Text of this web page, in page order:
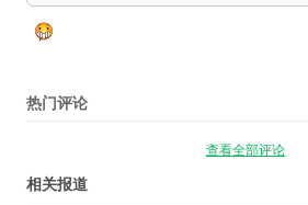
热门评论
查看全部评论
相关报道